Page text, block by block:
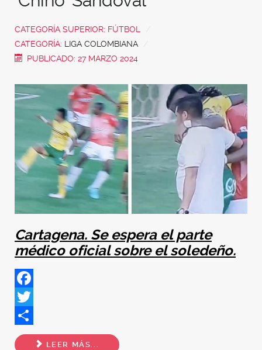
CATEGORÍA SUPERIOR: FÚTBOL
CATEGORÍA: LIGA COLOMBIANA
PUBLICADO: 27 MARZO 2024
Cartagena. Se espera el parte
médico oficial sobre el soledeño.
Facebook
Twitter
Share
LEER MÁS...